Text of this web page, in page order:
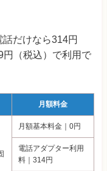
だけなら314円
円（税込）で利用で
月額料金
月額基本料金｜0円
電話アダプター利用
料｜314円